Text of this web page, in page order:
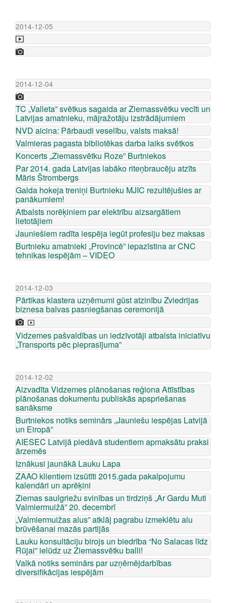
2014-12-05
2014-12-04
TC „Valleta” svētkus sagaida ar Ziemassvētku vecīti un
Latvijas amatnieku, mājražotāju izstrādājumiem
NVD aicina: Pārbaudi veselību, valsts maksā!
Valmieras pagasta bibliotēkas darba laiks svētkos
Koncerts „Ziemassvētku Roze” Burtniekos
Par 2014. gada Latvijas labāko riteņbraucēju atzīts
Māris Štrombergs
Galda hokeja treniņi Burtnieku MJIC rezultējušies ar
panākumiem!
Atbalsts norēķiniem par elektrību aizsargātiem
lietotājiem
Jauniešiem radīta iespēja iegūt profesiju bez maksas
Burtnieku amatnieki „Provincē” iepazīstina ar CNC
tehnikas iespējām – VIDEO
2014-12-03
Pārtikas klastera uzņēmumi gūst atzinību Zviedrijas
biznesa balvas pasniegšanas ceremonijā
Vidzemes pašvaldības un iedzīvotāji atbalsta iniciatīvu
„Transports pēc pieprasījuma”
2014-12-02
Aizvadīta Vidzemes plānošanas reģiona Attīstības
plānošanas dokumentu publiskās apspriešanas
sanāksme
Burtniekos notiks seminārs „Jauniešu iespējas Latvijā
un Eiropā”
AIESEC Latvijā piedāvā studentiem apmaksātu praksi
ārzemēs
Iznākusi jaunākā Lauku Lapa
ZAAO klientiem izsūtīti 2015.gada pakalpojumu
kalendāri un aprēķini
Ziemas saulgriežu svinības un tirdziņš „Ar Gardu Muti
Valmiermuižā” 20. decembrī
„Valmiermuižas alus” atklāj pagrabu izmeklētu alu
brūvēšanai mazās partijās
Lauku konsultāciju birojs un biedrība “No Salacas līdz
Rūjai” ielūdz uz Ziemassvētku balli!
Valkā notiks seminārs par uzņēmējdarbības
diversifikācijas iespējām